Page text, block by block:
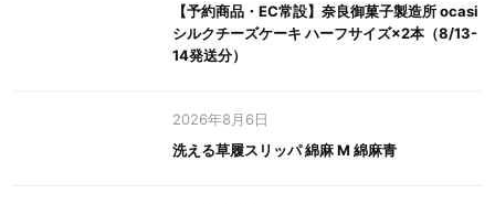
【予約商品・EC常設】奈良御菓子製造所 ocasi
シルクチーズケーキ ハーフサイズ×2本（8/13-
14発送分）
2026年8月6日
洗える草履スリッパ 綿麻 M 綿麻青